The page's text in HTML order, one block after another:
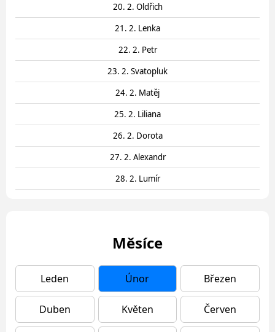
20. 2. Oldřich
21. 2. Lenka
22. 2. Petr
23. 2. Svatopluk
24. 2. Matěj
25. 2. Liliana
26. 2. Dorota
27. 2. Alexandr
28. 2. Lumír
Měsíce
Leden Únor Březen
Duben Květen Červen